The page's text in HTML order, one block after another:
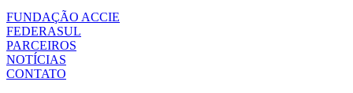
FUNDAÇÃO ACCIE
FEDERASUL
PARCEIROS
NOTÍCIAS
CONTATO